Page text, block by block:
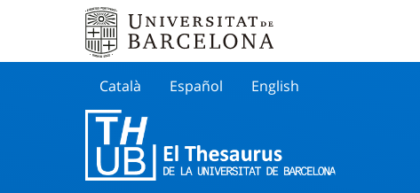
Català Español English